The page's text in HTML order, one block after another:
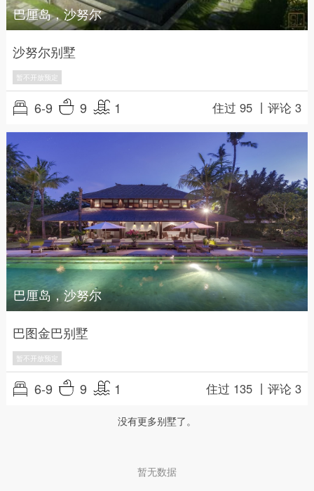
巴厘岛，沙努尔
沙努尔别墅
暂不开放预定
6-9 9 1 住过 95 丨评论 3
巴厘岛，沙努尔
巴图金巴别墅
暂不开放预定
6-9 9 1 住过 135 丨评论 3
没有更多别墅了。
暂无数据